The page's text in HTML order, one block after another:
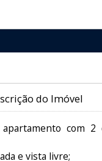
do Imóvel
com
e vista livre;